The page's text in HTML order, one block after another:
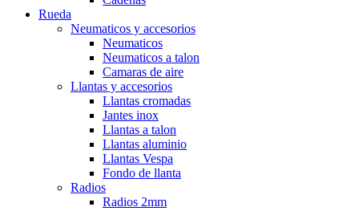
Rueda
Neumaticos y accesorios
Neumaticos
Neumaticos a talon
Camaras de aire
Llantas y accesorios
Llantas cromadas
Jantes inox
Llantas a talon
Llantas aluminio
Llantas Vespa
Fondo de llanta
Radios
Radios 2mm